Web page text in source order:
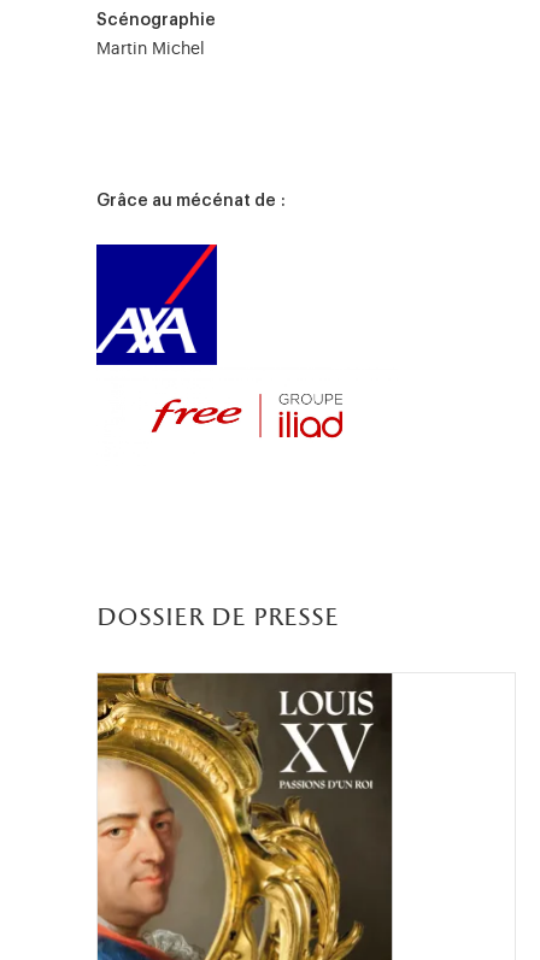
Scénographie
Martin Michel
Grâce au mécénat de :
dossier de presse